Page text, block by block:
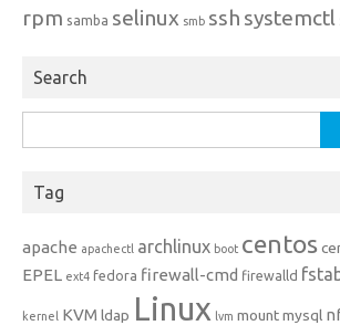
rpm samba selinux smb ssh systemctl
Search
per:
Tag
apache apachectl archlinux boot centos
EPEL ext4 fedora firewall-cmd firewalld
kernel KVM ldap Linux lvm mountmysql